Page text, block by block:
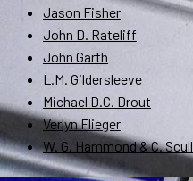
Jason Fisher
John D. Rateliff
John Garth
L.M. Gildersleeve
Michael D.C. Drout
Verlyn Flieger
W. G. Hammond & C. Scull